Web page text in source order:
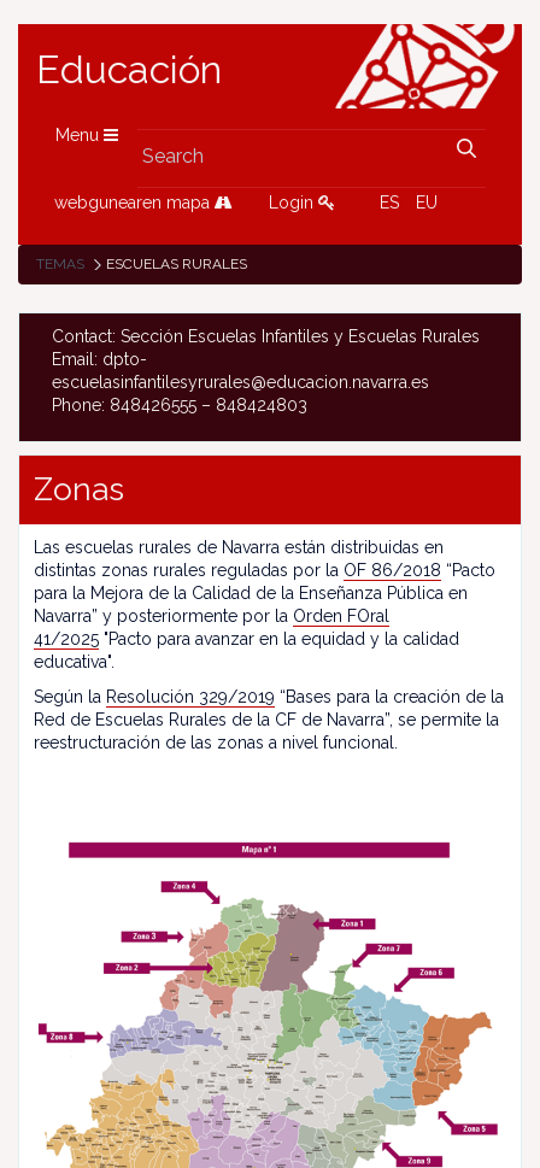
Educación
Menu
webgunearen mapa Login ES EU
TEMAS ESCUELAS RURALES
Contact: Sección Escuelas Infantiles y Escuelas Rurales
Email: dpto-
escuelasinfantilesyrurales@educacion.navarra.es
Phone: 848426555 – 848424803
Zonas
Las escuelas rurales de Navarra están distribuidas en
distintas zonas rurales reguladas por la OF 86/2018 “Pacto
para la Mejora de la Calidad de la Enseñanza Pública en
Navarra” y posteriormente por la Orden FOral
41/2025 "Pacto para avanzar en la equidad y la calidad
educativa".
Según la Resolución 329/2019 “Bases para la creación de la
Red de Escuelas Rurales de la CF de Navarra”, se permite la
reestructuración de las zonas a nivel funcional.